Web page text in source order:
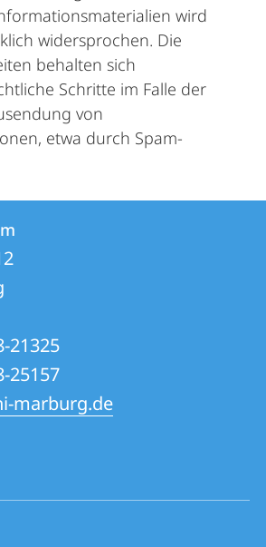
wird
widersprochen. Die
behalten sich
Schritte im Falle der
von
etwa durch Spam-
21325
25157
marburg.de